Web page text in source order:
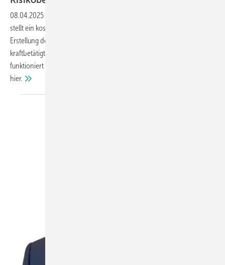
08.04.2025
stellt ein kostenloses Online-Tool zur Verfügung, das Planern die
Erstellung der ab 2027 verpflichtenden Risikoanalyse für
kraftbetätigte Fenster erleichtert. Wie das neue digitale Werkzeug
funktioniert und warum es für die Branche so wichtig ist, erfahren Sie
hier.